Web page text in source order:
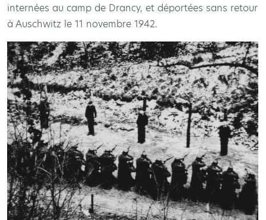
internées au camp de Drancy, et déportées sans retour
à Auschwitz le 11 novembre 1942.